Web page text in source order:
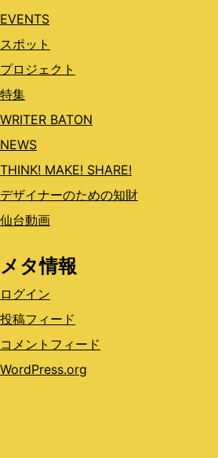
EVENTS
スポット
プロジェクト
特集
WRITER BATON
NEWS
THINK! MAKE! SHARE!
デザイナーのための知財
仙台動画
メタ情報
ログイン
投稿フィード
コメントフィード
WordPress.org